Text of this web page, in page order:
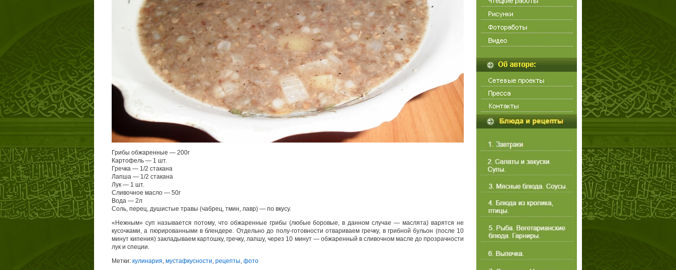
Грибы обжаренные — 200г
Картофель — 1 шт.
Гречка — 1/2 стакана
Лапша — 1/2 стакана
Лук — 1 шт.
Сливочное масло — 50г
Вода — 2л
Соль, перец, душистые травы (чабрец, тмин, лавр) — по вкусу.
«Нежным» суп называется потому, что обжаренные грибы (любые боровые, в данном случае — маслята) варятся не
кусочками, а пюрированными в блендере. Отдельно до полу-готовности отвариваем гречку, в грибной бульон (после 10
минут кипения) закладываем картошку, гречку, лапшу, через 10 минут — обжаренный в сливочном масле до прозрачности
лук и специи.
Метки: кулинария, мустафкусности, рецепты, фото